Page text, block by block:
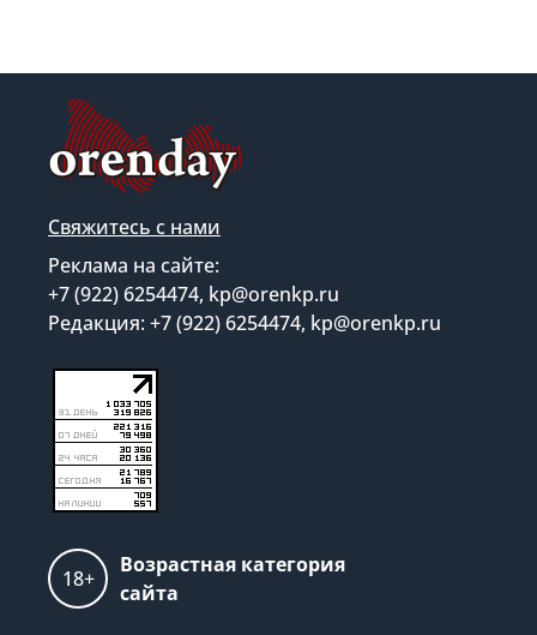
Свяжитесь с нами
Реклама на сайте:
+7 (922) 6254474, kp@orenkp.ru
Редакция: +7 (922) 6254474, kp@orenkp.ru
18+
Возрастная категория
сайта